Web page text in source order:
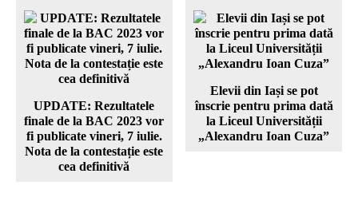
UPDATE: Rezultatele
finale de la BAC 2023 vor
fi publicate vineri, 7 iulie.
Nota de la contestație este
cea definitivă
Elevii din Iași se pot
înscrie pentru prima dată
la Liceul Universității
„Alexandru Ioan Cuza”